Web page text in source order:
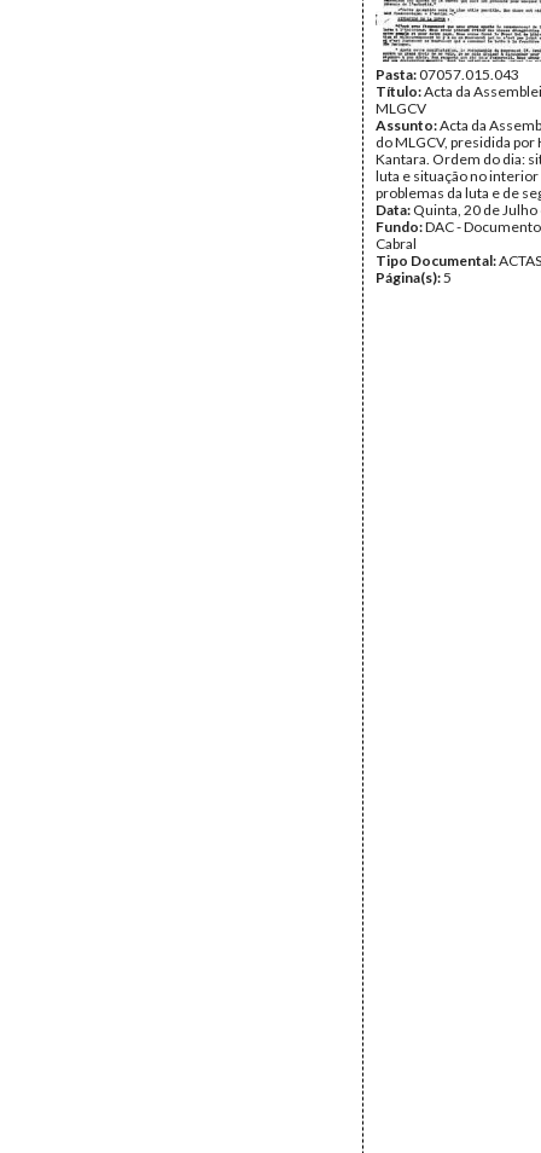
Pasta:07057.015.043
Título:Acta da
MLGCV
Assunto:Acta da
do MLGCV, presidida
Kantara. Ordem do dia:
luta e situação no interior
problemas da luta e de
Data: Quinta, 20 de
Fundo:DAC -
Cabral
Tipo Documental:ACTAS
Página(s):5